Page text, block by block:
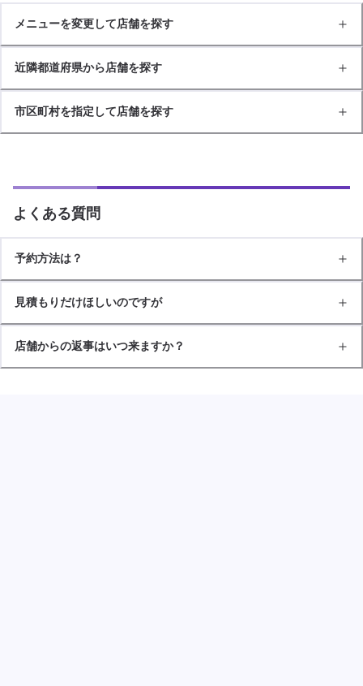
メニューを変更して店舗を探す
近隣都道府県から店舗を探す
市区町村を指定して店舗を探す
よくある質問
予約方法は？
見積もりだけほしいのですが
店舗からの返事はいつ来ますか？